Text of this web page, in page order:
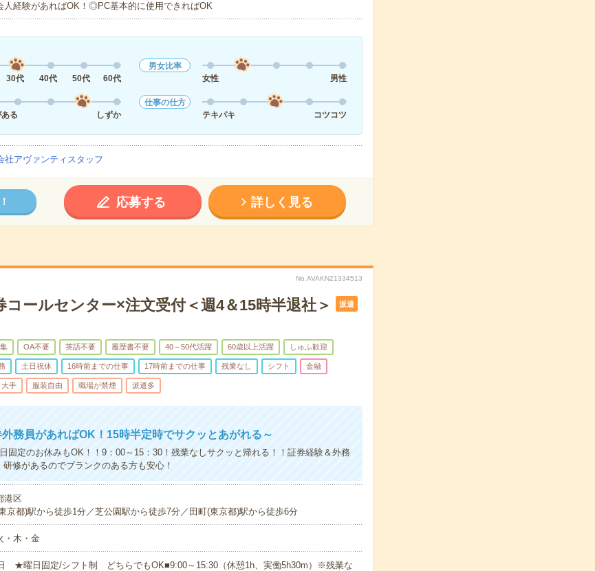
経験があればOK！◎PC基本的に使用できればOK
30代 40代 50代 60代
男女比率
女性
男性
る
しずか
仕事の仕方
テキパキ
コツコツ
社アヴァンティスタッフ
応募する 詳しく見る
No.AVAKN21334513
コールセンター×注文受付＜週4＆15時半退社＞ 派遣
OA不要 英語不要 履歴書不要 40～50代活躍 60歳以上活躍 しゅふ歓迎
土日祝休 16時前までの仕事 17時前までの仕事 残業なし シフト 金融
大手 服装自由 職場が禁煙 派遣多
務員があればOK！15時半定時でサクッとあがれる～
固定のお休みもOK！！9：00～15：30！残業なしサクッと帰れる！！証券経験＆外務
修があるのでブランクのある方も安心！
港区
京都)駅から徒歩1分／芝公園駅から徒歩7分／田町(東京都)駅から徒歩6分
・木・金
★曜日固定/シフト制 どちらでもOK■9:00～15:30（休憩1h、実働5h30m）※残業な